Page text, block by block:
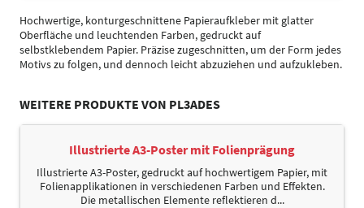
Hochwertige, konturgeschnittene Papieraufkleber mit glatter
Oberfläche und leuchtenden Farben, gedruckt auf
selbstklebendem Papier. Präzise zugeschnitten, um der Form jedes
Motivs zu folgen, und dennoch leicht abzuziehen und aufzukleben.
WEITERE PRODUKTE VON PL3ADES
Illustrierte A3-Poster mit Folienprägung
Illustrierte A3-Poster, gedruckt auf hochwertigem Papier, mit
Folienapplikationen in verschiedenen Farben und Effekten.
Die metallischen Elemente reflektieren d...